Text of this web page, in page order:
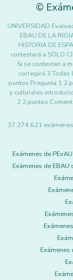
©
UNIVERSIDAD
EBAU DE LA
HISTORIA DE
contestará a SOLO
Si se contestan a
corregirá 3 Todas
puntos Pregunta 1 2
y culturales
2 2 puntos
37.274.621
Exámenes de
Exámenes de EBAU
Exámenes